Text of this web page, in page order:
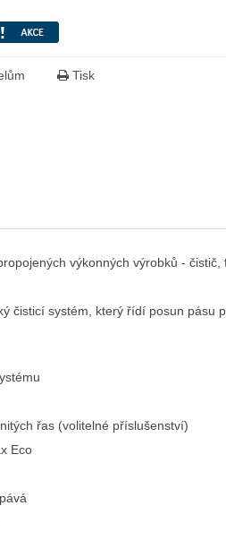
Tisk
výkonných výrobků -
čisticí systém, který řídí posun pásu
řas (volitelné příslušenství)
Eco